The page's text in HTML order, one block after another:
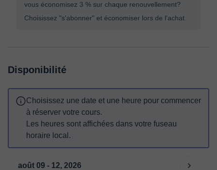
vous économisez 3 % sur chaque renouvellement?
Choisissez "s'abonner" et économiser lors de l'achat.
Disponibilité
Choisissez une date et une heure pour commencer
à réserver votre cours.
Les heures sont affichées dans votre fuseau
horaire local.
août 09 - 12, 2026